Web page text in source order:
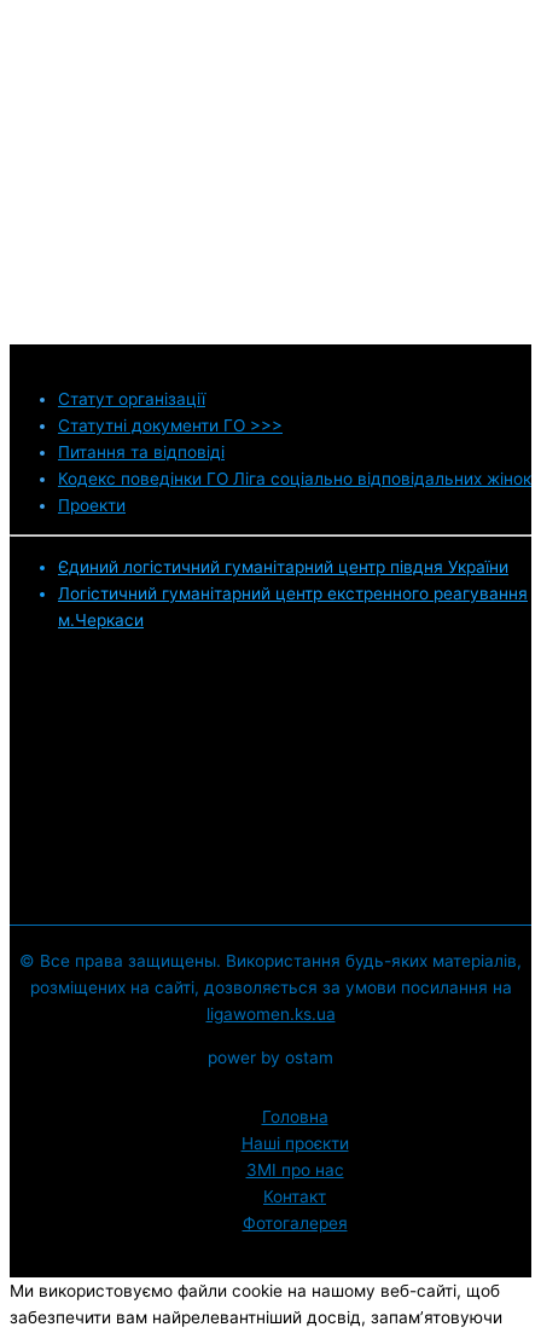
Статут організації
Статутні документи ГО >>>
Питання та відповіді
Кодекс поведінки ГО Ліга соціально відповідальних жінок
Проекти
Єдиний логістичний гуманітарний центр півдня України
Логістичний гуманітарний центр екстренного реагування
м.Черкаси
© Все права защищены. Використання будь-яких матеріалів,
розміщених на сайті, дозволяється за умови посилання на
ligawomen.ks.ua
power by ostam
Головна
Наші проєкти
ЗМI про нас
Контакт
Фотогалерея
Ми використовуємо файли cookie на нашому веб-сайті, щоб
забезпечити вам найрелевантніший досвід, запам’ятовуючи